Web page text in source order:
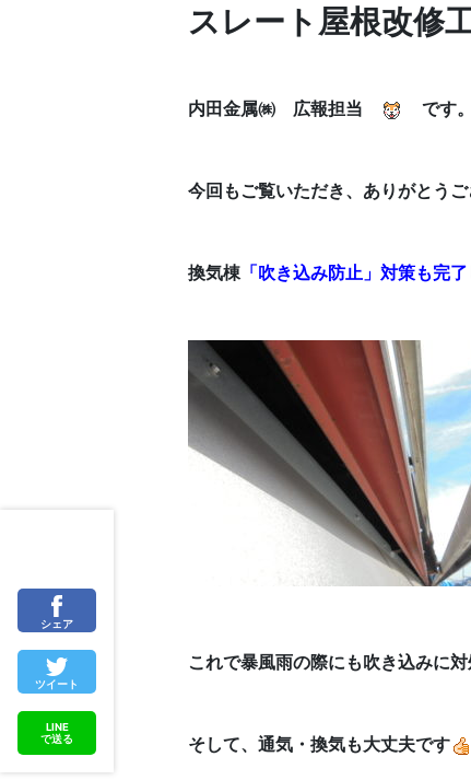
スレート屋根改修
内田金属㈱ 広報担当 です。
今回もご覧いただき、ありがとうご
換気棟「吹き込み防止」対策も完了
これで暴風雨の際にも吹き込みに
そして、通気・換気も大丈夫です
シェア
ツイート
LINE
で送る